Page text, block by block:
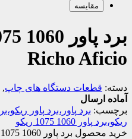
مقایسه
Richo Aficio
دسته: قطعات دستگاه های چاپ,
آماده ارسال
برچسب:
ریکو،برد پاور 1060 1075 ریکو
خرید محصول برد پاور 1060 1075 ریکو آفیشیو Richo Aficio